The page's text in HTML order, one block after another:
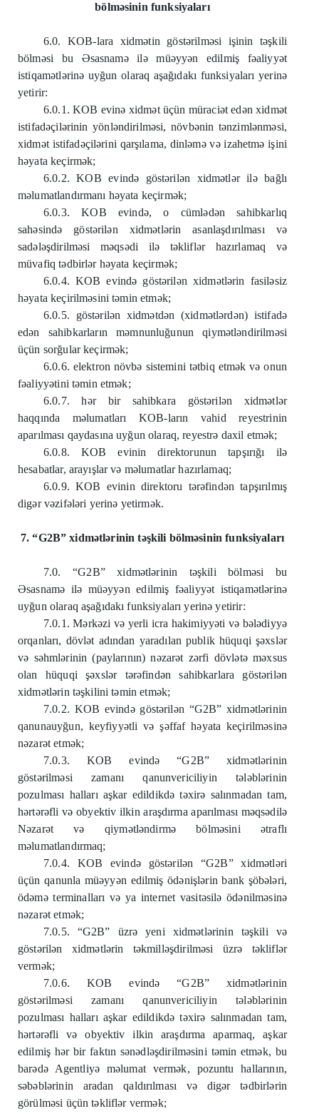
bölməsinin funksiyaları
6.0. KOB-lara xidmətin göstərilməsi işinin təşkili
bölməsi bu Əsasnamə ilə müəyyən edilmiş fəaliyyət
istiqamətlərinə uyğun olaraq aşağıdakı funksiyaları yerinə
yetirir:
6.0.1. KOB evinə xidmət üçün müraciət edən xidmət
istifadəçilərinin yönləndirilməsi, növbənin tənzimlənməsi,
xidmət istifadəçilərini qarşılama, dinləmə və izahetmə işini
həyata keçirmək;
6.0.2. KOB evində göstərilən xidmətlər ilə bağlı
məlumatlandırmanı həyata keçirmək;
6.0.3. KOB evində, o cümlədən sahibkarlıq
sahəsində göstərilən xidmətlərin asanlaşdırılması və
sadələşdirilməsi məqsədi ilə təkliflər hazırlamaq və
müvafiq tədbirlər həyata keçirmək;
6.0.4. KOB evində göstərilən xidmətlərin fasiləsiz
həyata keçirilməsini təmin etmək;
6.0.5. göstərilən xidmətdən (xidmətlərdən) istifadə
edən sahibkarların məmnunluğunun qiymətləndirilməsi
üçün sorğular keçirmək;
6.0.6. elektron növbə sistemini tətbiq etmək və onun
fəaliyyətini təmin etmək;
6.0.7. hər bir sahibkara göstərilən xidmətlər
haqqında məlumatları KOB-ların vahid reyestrinin
aparılması qaydasına uyğun olaraq, reyestrə daxil etmək;
6.0.8. KOB evinin direktorunun tapşırığı ilə
hesabatlar, arayışlar və məlumatlar hazırlamaq;
6.0.9. KOB evinin direktoru tərəfindən tapşırılmış
digər vəzifələri yerinə yetirmək.
7. “G2B” xidmətlərinin təşkili bölməsinin funksiyaları
7.0. “G2B” xidmətlərinin təşkili bölməsi bu
Əsasnamə ilə müəyyən edilmiş fəaliyyət istiqamətlərinə
uyğun olaraq aşağıdakı funksiyaları yerinə yetirir:
7.0.1. Mərkəzi və yerli icra hakimiyyəti və bələdiyyə
orqanları, dövlət adından yaradılan publik hüquqi şəxslər
və səhmlərinin (paylarının) nəzarət zərfi dövlətə məxsus
olan hüquqi şəxslər tərəfindən sahibkarlara göstərilən
xidmətlərin təşkilini təmin etmək;
7.0.2. KOB evində göstərilən “G2B” xidmətlərinin
qanunauyğun, keyfiyyətli və şəffaf həyata keçirilməsinə
nəzarət etmək;
7.0.3. KOB evində “G2B” xidmətlərinin
göstərilməsi zamanı qanunvericiliyin tələblərinin
pozulması halları aşkar edildikdə təxirə salınmadan tam,
hərtərəfli və obyektiv ilkin araşdırma aparılması məqsədilə
Nəzarət və qiymətləndirmə bölməsini ətraflı
məlumatlandırmaq;
7.0.4. KOB evində göstərilən “G2B” xidmətləri
üçün qanunla müəyyən edilmiş ödənişlərin bank şöbələri,
ödəmə terminalları və ya internet vasitəsilə ödənilməsinə
nəzarət etmək;
7.0.5. “G2B” üzrə yeni xidmətlərinin təşkili və
göstərilən xidmətlərin təkmilləşdirilməsi üzrə təkliflər
vermək;
7.0.6. KOB evində “G2B” xidmətlərinin
göstərilməsi zamanı qanunvericiliyin tələblərinin
pozulması halları aşkar edildikdə təxirə salınmadan tam,
hərtərəfli və obyektiv ilkin araşdırma aparmaq, aşkar
edilmiş hər bir faktın sənədləşdirilməsini təmin etmək, bu
barədə Agentliyə məlumat vermək, pozuntu hallarının,
səbəblərinin aradan qaldırılması və digər tədbirlərin
görülməsi üçün təkliflər vermək;